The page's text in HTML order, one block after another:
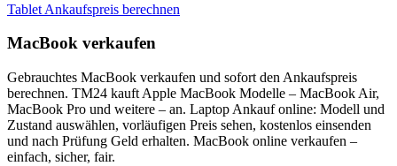
Tablet Ankaufspreis berechnen
MacBook verkaufen
Gebrauchtes MacBook verkaufen und sofort den Ankaufspreis
berechnen. TM24 kauft Apple MacBook Modelle – MacBook Air,
MacBook Pro und weitere – an. Laptop Ankauf online: Modell und
Zustand auswählen, vorläufigen Preis sehen, kostenlos einsenden
und nach Prüfung Geld erhalten. MacBook online verkaufen –
einfach, sicher, fair.